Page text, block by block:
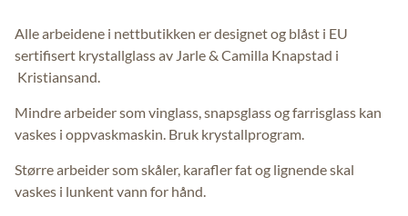
Alle arbeidene i nettbutikken er designet og blåst i EU
sertifisert krystallglass av Jarle & Camilla Knapstad i
Kristiansand.
Mindre arbeider som vinglass, snapsglass og farrisglass kan
vaskes i oppvaskmaskin. Bruk krystallprogram.
Større arbeider som skåler, karafler fat og lignende skal
vaskes i lunkent vann for hånd.